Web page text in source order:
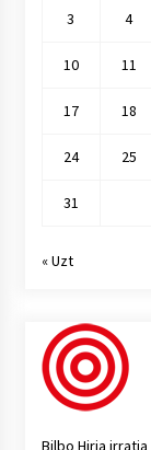
3 4
10 11
17 18
24 25
31
« Uzt
Bilbo Hiria irratia